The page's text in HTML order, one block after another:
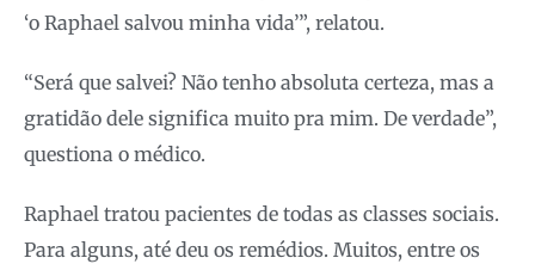
‘o Raphael salvou minha vida’”, relatou.
“Será que salvei? Não tenho absoluta certeza, mas a
gratidão dele significa muito pra mim. De verdade”,
questiona o médico.
Raphael tratou pacientes de todas as classes sociais.
Para alguns, até deu os remédios. Muitos, entre os